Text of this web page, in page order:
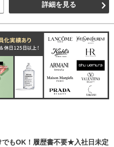
詳細を見る
でもOK！履歴書不要★入社日未定